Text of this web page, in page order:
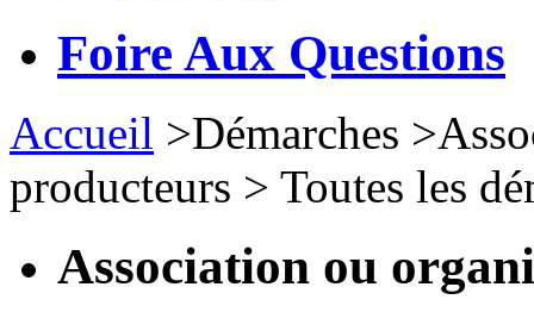
Foire Aux Questions
Accueil >Démarches >
producteurs > Toutes les
Association ou